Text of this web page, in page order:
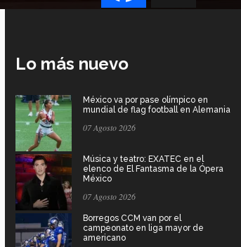
Lo más nuevo
México va por pase olímpico en
mundial de flag football en Alemania
07 Agosto 2026
Música y teatro: EXATEC en el
elenco de El Fantasma de la Ópera
México
07 Agosto 2026
Borregos CCM van por el
campeonato en liga mayor de
americano